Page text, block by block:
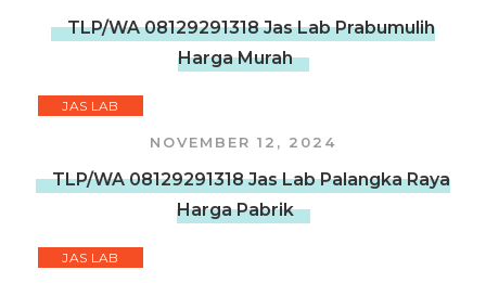
TLP/WA 08129291318 Jas Lab Prabumulih
Harga Murah
JAS LAB
NOVEMBER 12, 2024
TLP/WA 08129291318 Jas Lab Palangka Raya
Harga Pabrik
JAS LAB